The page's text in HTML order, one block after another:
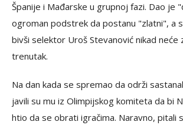
Španije i Mađarske u grupnoj fazi. Dao je
ogroman podstrek da postanu "zlatni", a
bivši selektor Uroš Stevanović nikad neće
trenutak.
Na dan kada se spremao da održi
javili su mu iz Olimpijskog komiteta da bi
htio da se obrati igračima. Naravno, pitali